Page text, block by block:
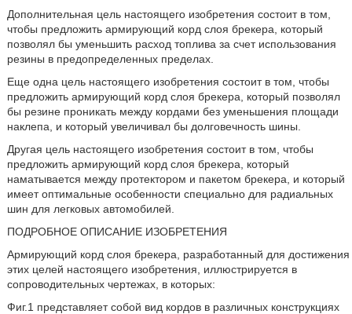
Дополнительная цель настоящего изобретения состоит в том,
чтобы предложить армирующий корд слоя брекера, который
позволял бы уменьшить расход топлива за счет использования
резины в предопределенных пределах.
Еще одна цель настоящего изобретения состоит в том, чтобы
предложить армирующий корд слоя брекера, который позволял
бы резине проникать между кордами без уменьшения площади
наклепа, и который увеличивал бы долговечность шины.
Другая цель настоящего изобретения состоит в том, чтобы
предложить армирующий корд слоя брекера, который
наматывается между протектором и пакетом брекера, и который
имеет оптимальные особенности специально для радиальных
шин для легковых автомобилей.
ПОДРОБНОЕ ОПИСАНИЕ ИЗОБРЕТЕНИЯ
Армирующий корд слоя брекера, разработанный для достижения
этих целей настоящего изобретения, иллюстрируется в
сопроводительных чертежах, в которых:
Фиг.1 представляет собой вид кордов в различных конструкциях